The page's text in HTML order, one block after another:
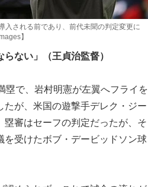
入される前であり、前代未聞の判定変更に
】
ない」（王貞治監督）
で、岩村明憲が左翼へフライを
が、米国の遊撃手デレク・ジー
審はセーフの判定だったが、そ
受けたボブ・デービッドソン球